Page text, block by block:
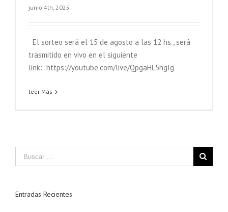
junio 4th, 2025
El sorteo será el 15 de agosto a las 12 hs., será
trasmitido en vivo en el siguiente
link: https://youtube.com/live/QpgaHL5hgIg
leer Más
Entradas Recientes